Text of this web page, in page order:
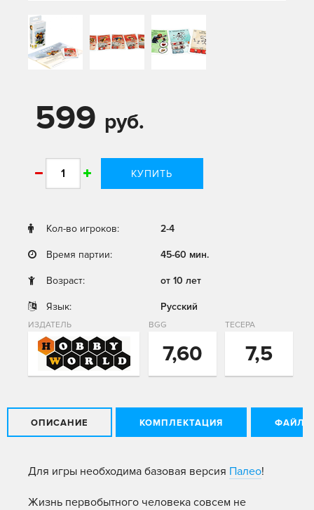
599 руб.
КУПИТЬ
Кол-во игроков: 2-4
Время партии: 45-60 мин.
Возраст: от 10 лет
Язык: Русский
ИЗДАТЕЛЬ BGG
7,60
ТЕСЕРА
7,5
ОПИСАНИЕ КОМПЛЕКТАЦИЯ ФАЙЛЫ
Для игры необходима базовая версия Палео!
Жизнь первобытного человека совсем не